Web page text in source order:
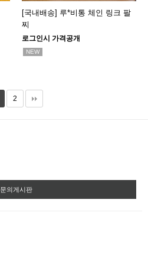
[국내배송] 루*비통 체인 링크 팔
찌
로그인시 가격공개
NEW
2
문의게시판